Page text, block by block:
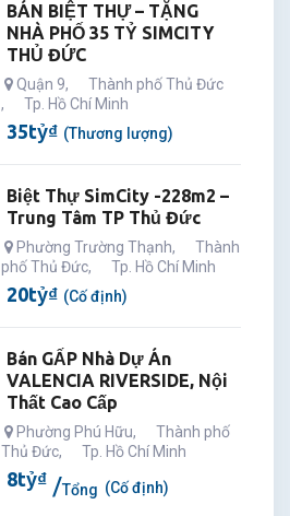
BÁN BIỆT THỰ – TẶNG
NHÀ PHỐ 35 TỶ SIMCITY
THỦ ĐỨC
Quận 9,
Thành phố Thủ Đức
,
Tp. Hồ Chí Minh
35tỷ₫ (Thương lượng)
Biệt Thự SimCity -228m2 –
Trung Tâm TP Thủ Đức
Phường Trường Thạnh,
Thành
phố Thủ Đức, Tp. Hồ Chí Minh
20tỷ₫ (Cố định)
Bán GẤP Nhà Dự Án
VALENCIA RIVERSIDE, Nội
Thất Cao Cấp
Phường Phú Hữu,
Thành phố
Thủ Đức, Tp. Hồ Chí Minh
8tỷ₫ Tổng (Cố định)